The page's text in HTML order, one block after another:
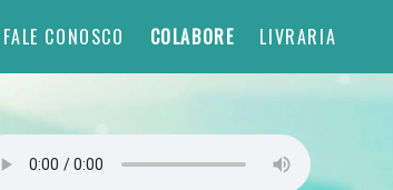
FALE CONOSCO COLABORE LIVRARIA